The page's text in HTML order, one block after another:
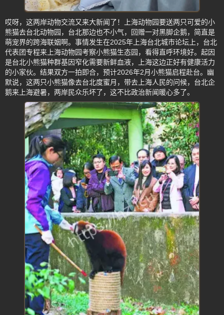
哎呀，这两岸动物交流又来大新闻了！上海动物园要送两只可爱的小
熊猫去台北动物园，台北那边也不小气，回赠一对黑脚企鹅，简直是
萌宠界的跨海联姻啊。事情发生在2025年上海台北城市论坛上，台北
代表团专程来上海动物园考察小熊猫生态园，看得直呼环境好。起因
是台北小熊猫种群基因窄化需要新鲜血液，上海这边正好有健康活力
的小家伙。结果双方一拍即合，预计2026年2月小熊猫启程赴台。幽
默说，这两只小熊猫像去台北度蜜月，带去上海人民的问候，台北企
鹅来上海避暑，两岸民众乐坏了，这不比政治新闻暖心多了。